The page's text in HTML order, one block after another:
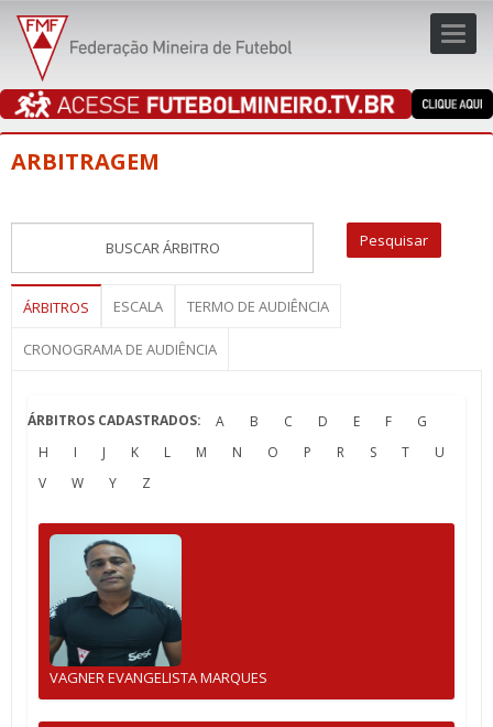
ARBITRAGEM
ÁRBITROS ESCALA TERMO DE AUDIÊNCIA
CRONOGRAMA DE AUDIÊNCIA
ÁRBITROS CADASTRADOS: A B C D E F
G
H
I J K L M N O P R S T
U
V
W Y Z
VAGNER EVANGELISTA MARQUES